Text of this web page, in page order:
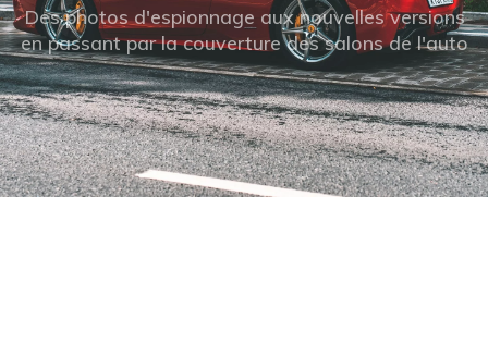
Des photos d'espionnage aux nouvelles versions
en passant par la couverture des salons de l'auto